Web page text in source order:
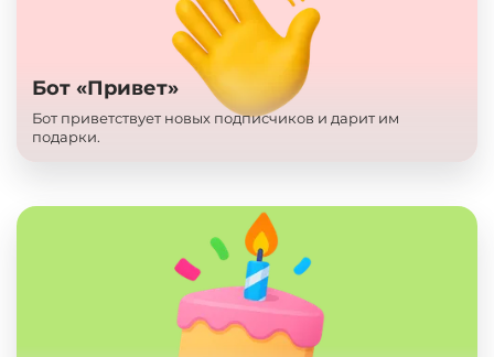
Бот «Привет»
Бот приветствует новых подписчиков и дарит им
подарки.